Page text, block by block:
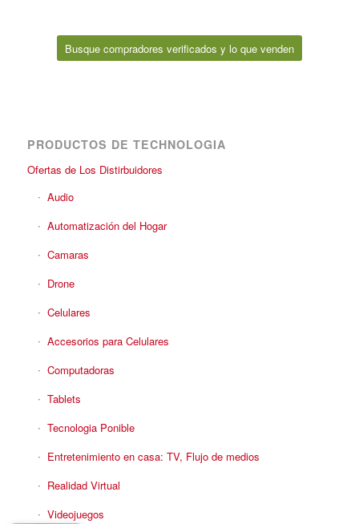
Busque compradores verificados y lo que venden
PRODUCTOS DE TECHNOLOGIA
Ofertas de Los Distirbuidores
Audio
Automatización del Hogar
Camaras
Drone
Celulares
Accesorios para Celulares
Computadoras
Tablets
Tecnologia Ponible
Entretenimiento en casa: TV, Flujo de medios
Realidad Virtual
Videojuegos